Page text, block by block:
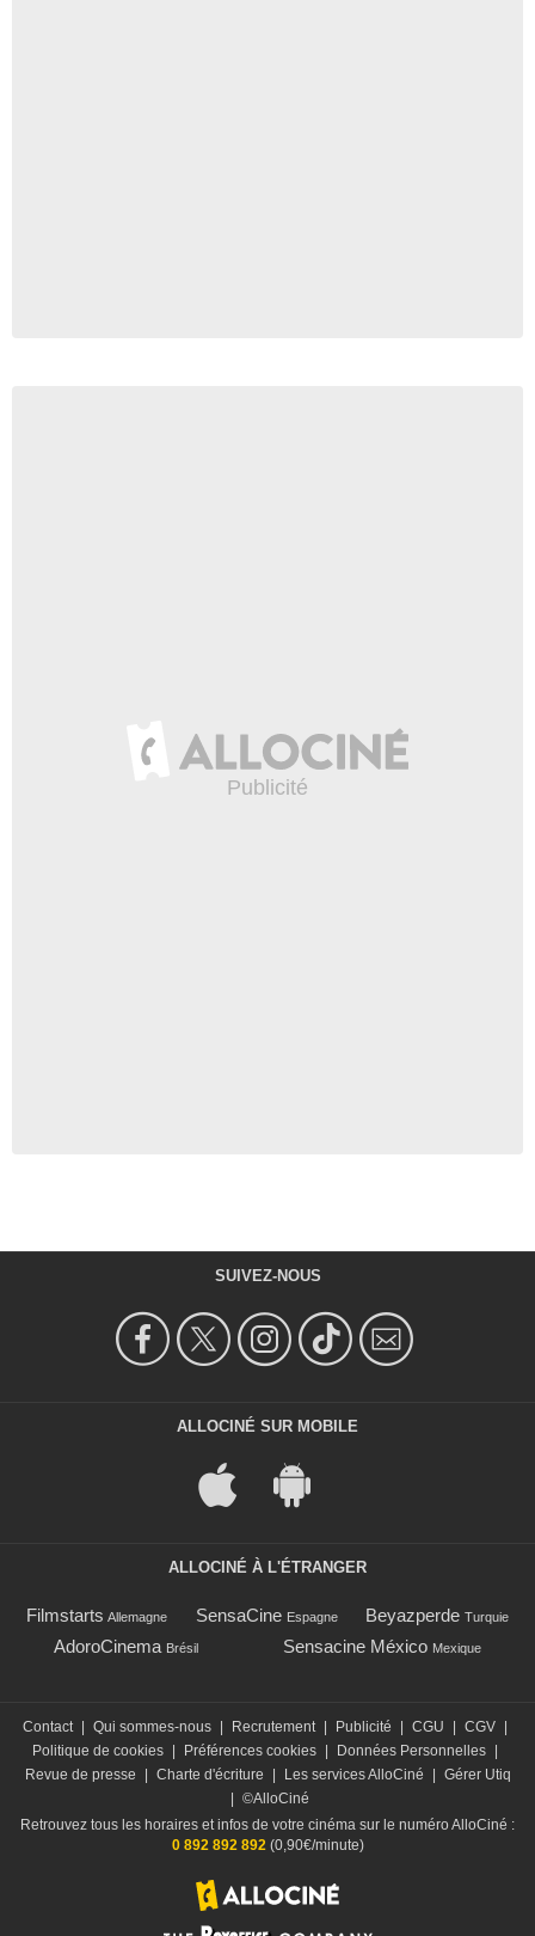
SUIVEZ-NOUS
ALLOCINÉ SUR MOBILE
ALLOCINÉ À L'ÉTRANGER
Filmstarts Allemagne SensaCine Espagne Beyazperde Turquie
AdoroCinema Brésil Sensacine México Mexique
Contact | Qui sommes-nous | Recrutement | Publicité | CGU | CGV |
Politique de cookies | Préférences cookies | Données Personnelles |
Revue de presse
| Charte d'écriture | Les services AlloCiné | Gérer Utiq
| ©AlloCiné
Retrouvez tous les horaires et infos de votre cinéma sur le numéro AlloCiné :
0 892 892 892 (0,90€/minute)